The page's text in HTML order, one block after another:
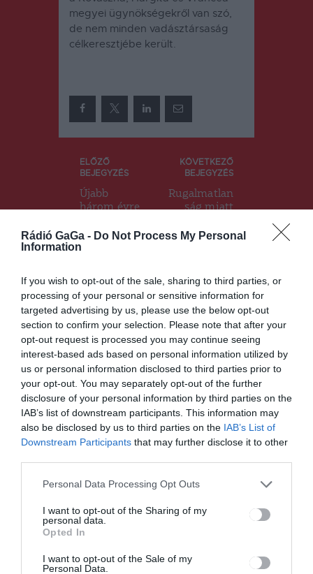
Rádió GaGa - Do Not Process My Personal
Information
If you wish to opt-out of the sale, sharing to third parties, or
processing of your personal or sensitive information for
targeted advertising by us, please use the below opt-out
section to confirm your selection. Please note that after your
opt-out request is processed you may continue seeing
interest-based ads based on personal information utilized by
us or personal information disclosed to third parties prior to
your opt-out. You may separately opt-out of the further
disclosure of your personal information by third parties on the
IAB’s list of downstream participants. This information may
also be disclosed by us to third parties on the IAB’s List of
Downstream Participants that may further disclose it to other
Personal Data Processing Opt Outs
I want to opt-out of the Sharing of my
personal data.
Opted In
I want to opt-out of the Sale of my
Personal Data.
megyei ügynökségekről van szó,
de nem minden vadásztársaság
célkeresztjébe került.
Bejegyzés
navigáció
ELŐZŐ
BEJEGYZÉS
Újabb
három évre
a
csíkszeredai
KÖVETKEZŐ
BEJEGYZÉS
Rugalmatlan
ság miatt
beruházáso
Ez is érdekelheti
HÍRLISTA
Közzétették az országos
képességfelmérő vizsga
eredményeit
UDVARHELYSZÉK